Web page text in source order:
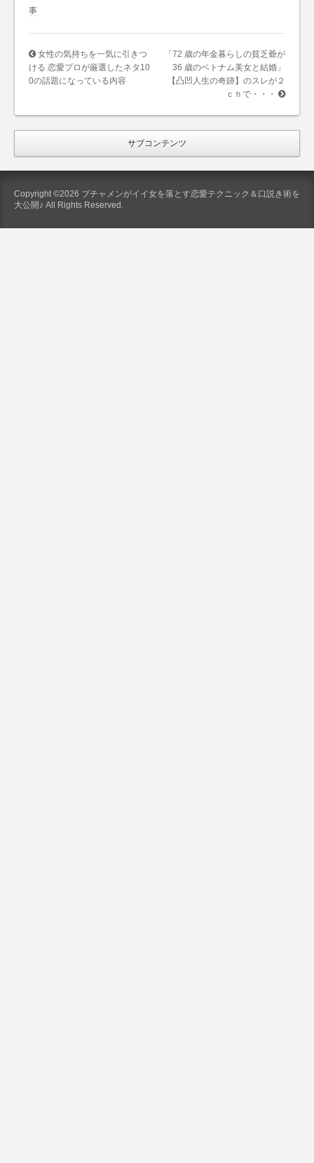
事
女性の気持ちを一気に引きつ
ける 恋愛プロが厳選したネタ10
0の話題になっている内容
「72 歳の年金暮らしの貧乏爺が
36 歳のベトナム美女と結婚」
【凸凹人生の奇跡】のスレが２
ｃｈで・・・
サブコンテンツ
Copyright ©2026 ブチャメンがイイ女を落とす恋愛テクニック＆口説き術を
大公開♪ All Rights Reserved.